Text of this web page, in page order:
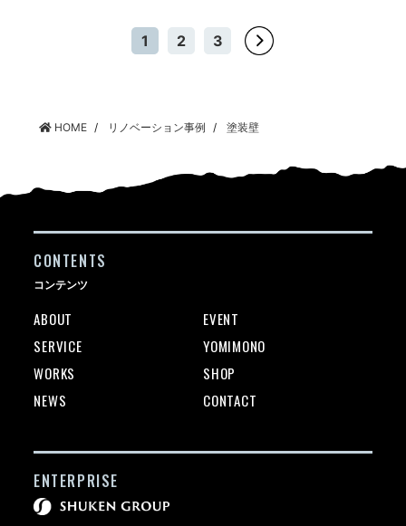
1 2 3
HOME リノベーション事例 塗装壁
CONTENTS
コンテンツ
ABOUT
EVENT
SERVICE
YOMIMONO
WORKS
SHOP
NEWS
CONTACT
ENTERPRISE